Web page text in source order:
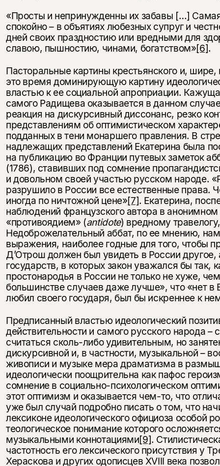
«Просты и непринужденны их забавы […]
спокойно – в объятиях любезных супруг и
дней своих праздностию или вредными для
славою, пышностию, чинами, богатством»[6].
Пасторальные картины крестьянского и,
это время доминирующую картину
властью к ее социальной апроприации.
самого Радищева оказывается в данном
реакция на дискурсивный диссонанс, резко
представлениям об оптимистическом
подданных в тени монаршего правления. В
надлежащих представлений Екатерина была
на публикацию во Франции путевых заметок
(1786), ставивших под сомнение
и довольном своей участью русском народе.
разрушило в России все естественные права.
иногда по ничтожной цене»[7]. Екатерина,
наблюдений французского автора в
«противоядием» (antidote) вредному
Недоброжелательный аббат, по ее мнению,
выражения, наиболее годные для того, чтобы
Д’Отрош должен был увидеть в России другое,
государств, в которых закон уважался бы так,
простонародья в России не только не хуже,
большинстве случаев даже лучше», что «нет
любил своего государя, был бы искреннее к
Предписанный властью идеологический
действительности и самого русского народа
считаться сколь-либо удивительным, но
дискурсивной и, в частности, музыкальной –
живописи и музыке мера драматизма в
идеологически поощрительна как пафос
сомнение в социально-психологическом
этот оптимизм и оказывается чем-то, что
уже был случай подробно писать о том, что
лексиконе идеологического официоза особой
теологическое понимание которого
музыкальными коннотациями[9].
частотность его лексического присутствия у
Хераскова и других одописцев XVIII века